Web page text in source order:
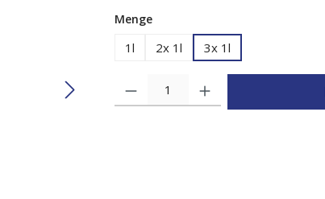
Mengeauswählen
1l 2x 1l 3x 1l
Produkt Anzahl: Gib den gewünschten